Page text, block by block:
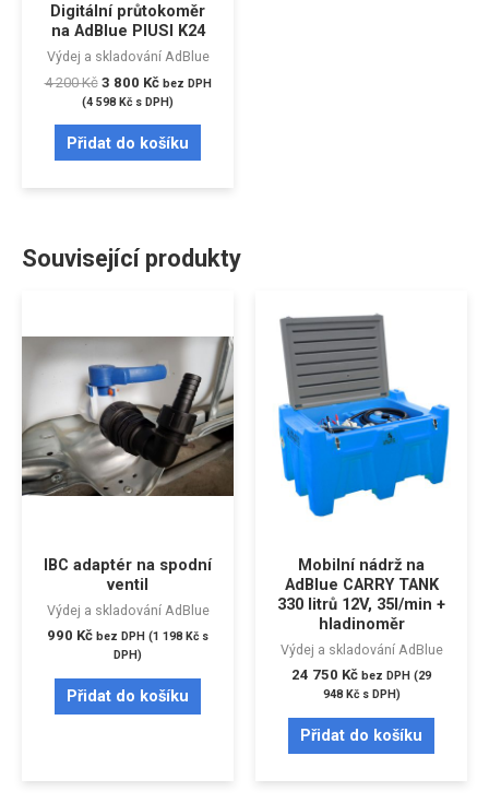
Digitální průtokoměr
na AdBlue PIUSI K24
Výdej a skladování AdBlue
4 200Kč 3 800 Kč bez DPH
(4 598 Kč s DPH)
Přidat do košíku
Související produkty
IBC adaptér na spodní
ventil
Výdej a skladování AdBlue
990 Kč bez DPH (1 198 Kč s
DPH)
Přidat do košíku
Mobilní nádrž na
AdBlue CARRY TANK
330 litrů 12V, 35l/min +
hladinoměr
Výdej a skladování AdBlue
24 750 Kč bez DPH (29
948 Kčs DPH)
Přidat do košíku